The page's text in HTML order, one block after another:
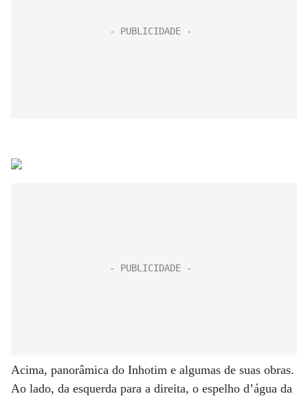
Acima, panorâmica do Inhotim e algumas de suas obras.
Ao lado, da esquerda para a direita, o espelho d’água da